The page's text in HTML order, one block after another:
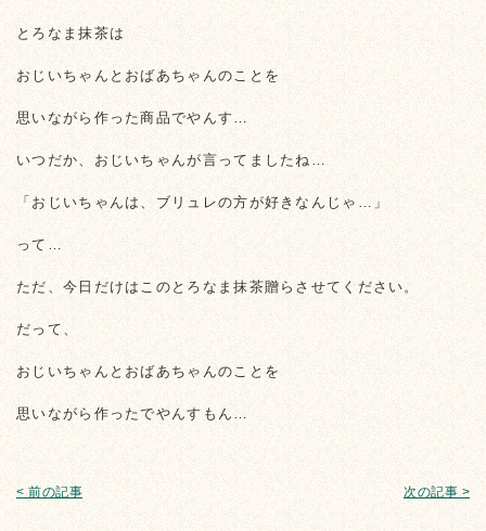
とろなま抹茶は
おじいちゃんとおばあちゃんのことを
思いながら作った商品でやんす…
いつだか、おじいちゃんが言ってましたね…
「おじいちゃんは、ブリュレの方が好きなんじゃ…」
って…
ただ、今日だけはこのとろなま抹茶贈らさせてください。
だって、
おじいちゃんとおばあちゃんのことを
思いながら作ったでやんすもん…
< 前の記事 次の記事 >